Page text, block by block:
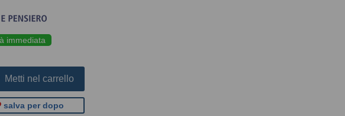
immediata
Metti nel carrello
salva per dopo